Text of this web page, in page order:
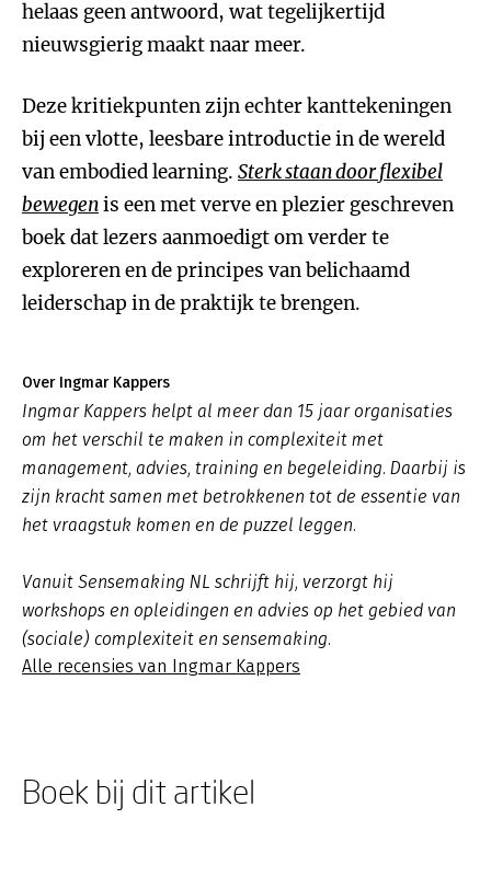
helaas geen antwoord, wat tegelijkertijd
nieuwsgierig maakt naar meer.
Deze kritiekpunten zijn echter kanttekeningen
bij een vlotte, leesbare introductie in de wereld
van embodied learning. Sterk staan door flexibel
bewegenis een met verve en plezier geschreven
boek dat lezers aanmoedigt om verder te
exploreren en de principes van belichaamd
leiderschap in de praktijk te brengen.
Over Ingmar Kappers
Ingmar Kappers helpt al meer dan 15 jaar organisaties
om het verschil te maken in complexiteit met
management, advies, training en begeleiding. Daarbij is
zijn kracht samen met betrokkenen tot de essentie van
het vraagstuk komen en de puzzel leggen.
Vanuit Sensemaking NL schrijft hij, verzorgt hij
workshops en opleidingen en advies op het gebied van
(sociale) complexiteit en sensemaking.
Alle recensies van Ingmar Kappers
Boek bij dit artikel